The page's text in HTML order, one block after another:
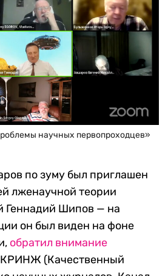
научных первопроходцев»
по зуму был приглашен
лженаучной теории
Геннадий Шипов — на
он был виден на фоне
обратил внимание
КРИНЖ (Качественный